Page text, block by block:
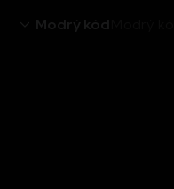
Modrý kód